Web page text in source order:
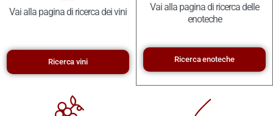
Vai alla pagina di ricerca dei vini
Ricerca vini
Vai alla pagina di ricerca delle
enoteche
Ricerca enoteche